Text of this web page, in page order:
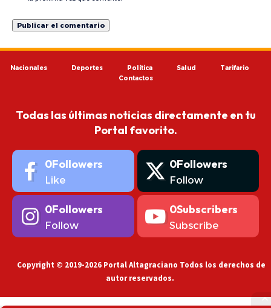
Nacionales Deportes Política Salud
Tarifario
Contactos
Todas las últimas noticias directamente en tu
Portal favorito.
0Followers
Like
0Followers
Follow
0Followers
Follow
0Subscribers
Subscribe
Copyright © 2019-2026 Portal Altagraciano Todos los derechos de
autor reservados.